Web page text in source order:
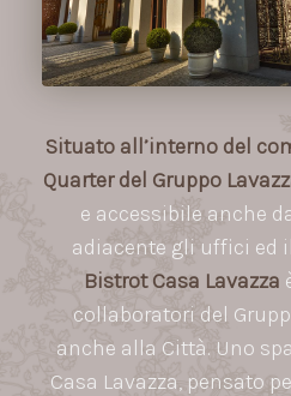
Situato all’interno del
Quarter del Gruppo
e accessibile anche
adiacente gli uffici ed
Bistrot Casa Lavazza
collaboratori del
anche alla Città. Uno
Casa Lavazza, pensato